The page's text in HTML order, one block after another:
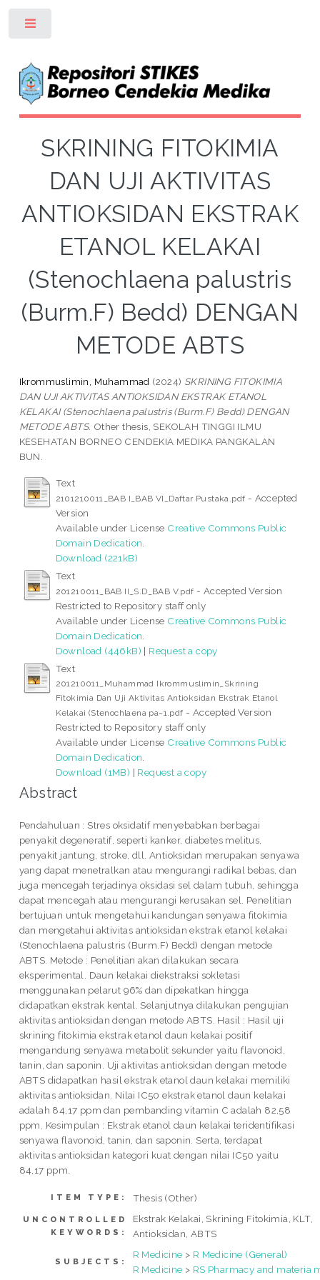
SKRINING FITOKIMIA
DAN UJI AKTIVITAS
ANTIOKSIDAN EKSTRAK
ETANOL KELAKAI
(Stenochlaena palustris
(Burm.F) Bedd) DENGAN
METODE ABTS
Ikrommuslimin, Muhammad (2024) SKRINING FITOKIMIA
DAN UJI AKTIVITAS ANTIOKSIDAN EKSTRAK ETANOL
KELAKAI (Stenochlaena palustris (Burm.F) Bedd) DENGAN
METODE ABTS. Other thesis, SEKOLAH TINGGI ILMU
KESEHATAN BORNEO CENDEKIA MEDIKA PANGKALAN
BUN.
Text
2101210011_BAB I_BAB VI_Daftar Pustaka.pdf - Accepted
Version
Available under License Creative Commons Public
Domain Dedication
Download (221kB)
Text
201210011_BAB II_S.D_BAB V.pdf - Accepted Version
Restricted to Repository staff only
Available under License Creative Commons Public
Domain Dedication
Download (446kB) | Request a copy
Text
201210011_Muhammad Ikrommuslimin_Skrining
Fitokimia Dan Uji Aktivitas Antioksidan Ekstrak Etanol
Kelakai (Stenochlaena pa~1.pdf - Accepted Version
Restricted to Repository staff only
Available under License Creative Commons Public
Domain Dedication
Download (1MB) | Request a copy
Abstract
Pendahuluan : Stres oksidatif menyebabkan berbagai
penyakit degeneratif, seperti kanker, diabetes melitus,
penyakit jantung, stroke, dll. Antioksidan merupakan senyawa
yang dapat menetralkan atau mengurangi radikal bebas, dan
juga mencegah terjadinya oksidasi sel dalam tubuh, sehingga
dapat mencegah atau mengurangi kerusakan sel. Penelitian
bertujuan untuk mengetahui kandungan senyawa fitokimia
dan mengetahui aktivitas antioksidan ekstrak etanol kelakai
(Stenochlaena palustris (Burm.F) Bedd) dengan metode
ABTS. Metode : Penelitian akan dilakukan secara
eksperimental. Daun kelakai diekstraksi sokletasi
menggunakan pelarut 96% dan dipekatkan hingga
didapatkan ekstrak kental. Selanjutnya dilakukan pengujian
aktivitas antioksidan dengan metode ABTS. Hasil : Hasil uji
skrining fitokimia ekstrak etanol daun kelakai positif
mengandung senyawa metabolit sekunder yaitu flavonoid,
tanin, dan saponin. Uji aktivitas antioksidan dengan metode
ABTS didapatkan hasil ekstrak etanol daun kelakai memiliki
aktivitas antioksidan. Nilai IC50 ekstrak etanol daun kelakai
adalah 84,17 ppm dan pembanding vitamin C adalah 82,58
ppm. Kesimpulan : Ekstrak etanol daun kelakai teridentifikasi
senyawa flavonoid, tanin, dan saponin. Serta, terdapat
aktivitas antioksidan kategori kuat dengan nilai IC50 yaitu
84,17 ppm.
ITEM TYPE: Thesis (Other)
UNCONTROLLED
KEYWORDS:
Ekstrak Kelakai, Skrining Fitokimia, KLT,
Antioksidan, ABTS
SUBJECTS:
R Medicine > R Medicine (General)
R Medicine > RS Pharmacy and materia